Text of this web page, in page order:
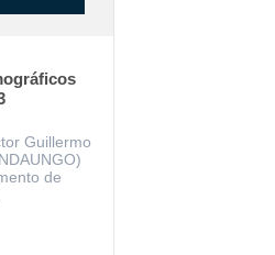
Guillermo
de